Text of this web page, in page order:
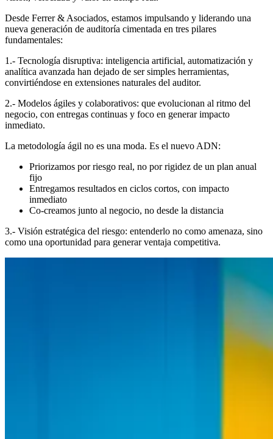
Desde Ferrer & Asociados, estamos impulsando y liderando una
nueva generación de auditoría cimentada en tres pilares
fundamentales:
1.- Tecnología disruptiva: inteligencia artificial, automatización y
analítica avanzada han dejado de ser simples herramientas,
convirtiéndose en extensiones naturales del auditor.
2.- Modelos ágiles y colaborativos: que evolucionan al ritmo del
negocio, con entregas continuas y foco en generar impacto
inmediato.
La metodología ágil no es una moda. Es el nuevo ADN:
Priorizamos por riesgo real, no por rigidez de un plan anual
fijo
Entregamos resultados en ciclos cortos, con impacto
inmediato
Co-creamos junto al negocio, no desde la distancia
3.- Visión estratégica del riesgo: entenderlo no como amenaza, sino
como una oportunidad para generar ventaja competitiva.